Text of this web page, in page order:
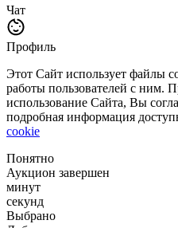
Чат
Профиль
Этот Сайт использует файлы
работы пользователей с ним.
использование Сайта, Вы
подробная информация
cookie
Понятно
Аукцион завершен
минут
секунд
Выбрано